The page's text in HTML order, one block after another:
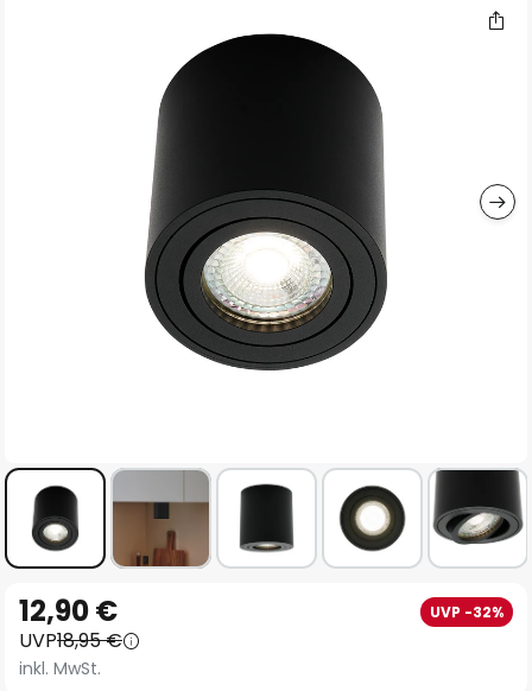
Anfang
der
Bildgalerie
12,90 € UVP -32%
UVP18,95 €
inkl. MwSt.